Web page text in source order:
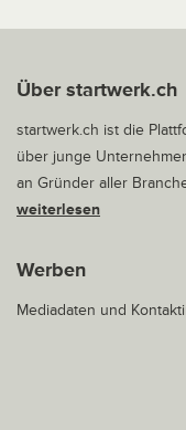
Über startwerk.ch
startwerk.ch ist die
über junge
an Gründer aller
weiterlesen
Werben
Mediadaten und